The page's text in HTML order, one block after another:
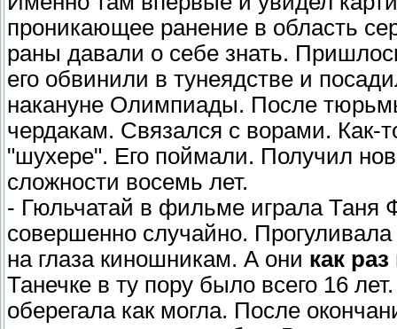
проникающее ранение в область
раны давали о себе знать.
его обвинили в тунеядстве и
накануне Олимпиады. После
чердакам. Связался с ворами. Как-
"шухере". Его поймали. Получил
сложности восемь лет.
- Гюльчатай в фильме играла Таня
совершенно случайно.
на глаза киношникам. А они как
Танечке в ту пору было всего 16
оберегала как могла. После